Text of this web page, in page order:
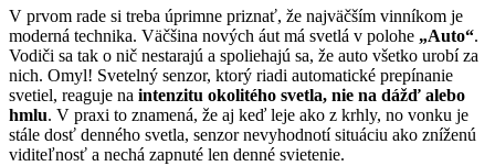
V prvom rade si treba úprimne priznať, že najväčším vinníkom je
moderná technika. Väčšina nových áut má svetlá v polohe „Auto“.
Vodiči sa tak o nič nestarajú a spoliehajú sa, že auto všetko urobí za
nich. Omyl! Svetelný senzor, ktorý riadi automatické prepínanie
svetiel, reaguje na intenzitu okolitého svetla, nie na dážď alebo
hmlu. V praxi to znamená, že aj keď leje ako z krhly, no vonku je
stále dosť denného svetla, senzor nevyhodnotí situáciu ako zníženú
viditeľnosť a nechá zapnuté len denné svietenie.